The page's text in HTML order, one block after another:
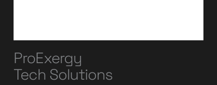
ProExergy
Tech Solutions